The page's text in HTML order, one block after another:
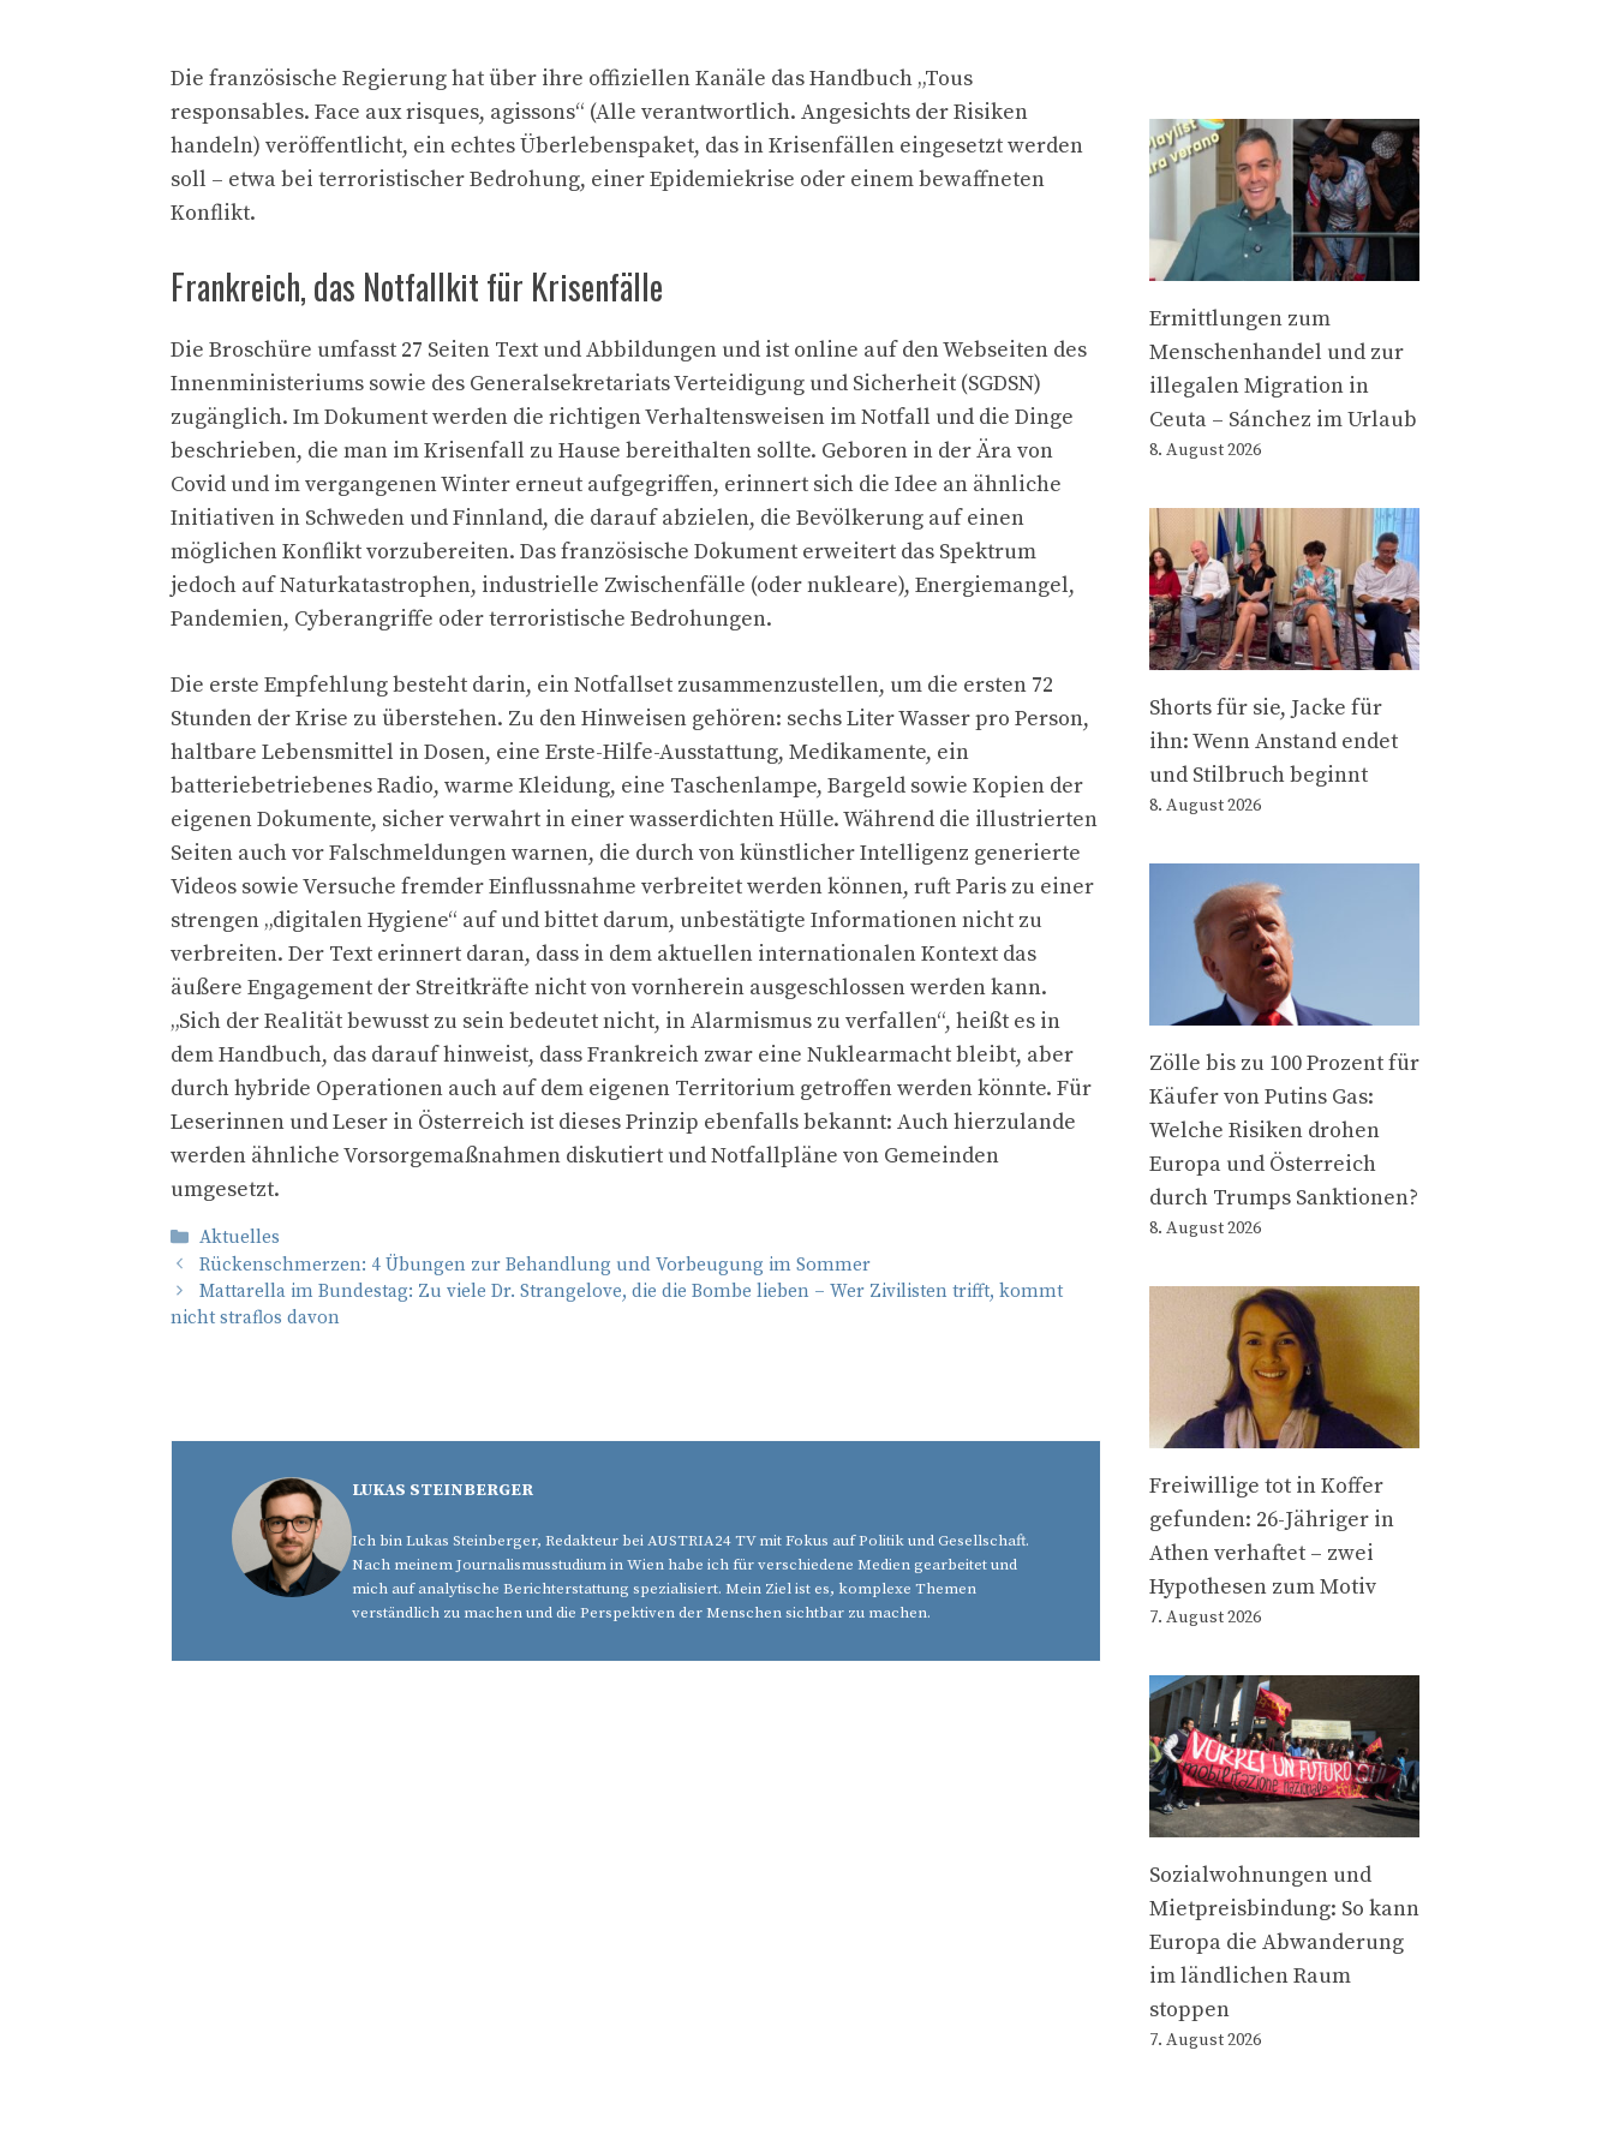
Die französische Regierung hat über ihre offiziellen Kanäle das Handbuch „Tous
responsables. Face aux risques, agissons“ (Alle verantwortlich. Angesichts der Risiken
handeln) veröffentlicht, ein echtes Überlebenspaket, das in Krisenfällen eingesetzt werden
soll – etwa bei terroristischer Bedrohung, einer Epidemiekrise oder einem bewaffneten
Konflikt.
Frankreich, das Notfallkit für Krisenfälle
Die Broschüre umfasst 27 Seiten Text und Abbildungen und ist online auf den Webseiten des
Innenministeriums sowie des Generalsekretariats Verteidigung und Sicherheit (SGDSN)
zugänglich. Im Dokument werden die richtigen Verhaltensweisen im Notfall und die Dinge
beschrieben, die man im Krisenfall zu Hause bereithalten sollte. Geboren in der Ära von
Covid und im vergangenen Winter erneut aufgegriffen, erinnert sich die Idee an ähnliche
Initiativen in Schweden und Finnland, die darauf abzielen, die Bevölkerung auf einen
möglichen Konflikt vorzubereiten. Das französische Dokument erweitert das Spektrum
jedoch auf Naturkatastrophen, industrielle Zwischenfälle (oder nukleare), Energiemangel,
Pandemien, Cyberangriffe oder terroristische Bedrohungen.
Die erste Empfehlung besteht darin, ein Notfallset zusammenzustellen, um die ersten 72
Stunden der Krise zu überstehen. Zu den Hinweisen gehören: sechs Liter Wasser pro Person,
haltbare Lebensmittel in Dosen, eine Erste-Hilfe-Ausstattung, Medikamente, ein
batteriebetriebenes Radio, warme Kleidung, eine Taschenlampe, Bargeld sowie Kopien der
eigenen Dokumente, sicher verwahrt in einer wasserdichten Hülle. Während die illustrierten
Seiten auch vor Falschmeldungen warnen, die durch von künstlicher Intelligenz generierte
Videos sowie Versuche fremder Einflussnahme verbreitet werden können, ruft Paris zu einer
strengen „digitalen Hygiene“ auf und bittet darum, unbestätigte Informationen nicht zu
verbreiten. Der Text erinnert daran, dass in dem aktuellen internationalen Kontext das
äußere Engagement der Streitkräfte nicht von vornherein ausgeschlossen werden kann.
„Sich der Realität bewusst zu sein bedeutet nicht, in Alarmismus zu verfallen“, heißt es in
dem Handbuch, das darauf hinweist, dass Frankreich zwar eine Nuklearmacht bleibt, aber
durch hybride Operationen auch auf dem eigenen Territorium getroffen werden könnte. Für
Leserinnen und Leser in Österreich ist dieses Prinzip ebenfalls bekannt: Auch hierzulande
werden ähnliche Vorsorgemaßnahmen diskutiert und Notfallpläne von Gemeinden
umgesetzt.
Kategorien
Aktuelles
Rückenschmerzen: 4 Übungen zur Behandlung und Vorbeugung im Sommer
Mattarella im Bundestag: Zu viele Dr. Strangelove, die die Bombe lieben – Wer Zivilisten trifft, kommt
nicht straflos davon
LUKAS STEINBERGER
Ich bin Lukas Steinberger, Redakteur bei AUSTRIA24 TV mit Fokus auf Politik und Gesellschaft.
Nach meinem Journalismusstudium in Wien habe ich für verschiedene Medien gearbeitet und
mich auf analytische Berichterstattung spezialisiert. Mein Ziel ist es, komplexe Themen
verständlich zu machen und die Perspektiven der Menschen sichtbar zu machen.
Ermittlungen zum
Menschenhandel und zur
illegalen Migration in
Ceuta – Sánchez im Urlaub
8. August 2026
Shorts für sie, Jacke für
ihn: Wenn Anstand endet
und Stilbruch beginnt
8. August 2026
Zölle bis zu 100 Prozent für
Käufer von Putins Gas:
Welche Risiken drohen
Europa und Österreich
durch Trumps Sanktionen?
8. August 2026
Freiwillige tot in Koffer
gefunden: 26-Jähriger in
Athen verhaftet – zwei
Hypothesen zum Motiv
7. August 2026
Sozialwohnungen und
Mietpreisbindung: So kann
Europa die Abwanderung
im ländlichen Raum
stoppen
7. August 2026